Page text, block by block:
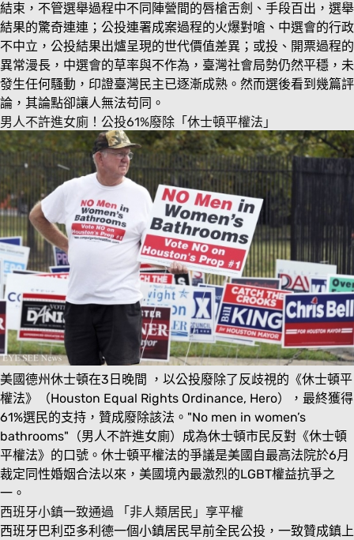
結束，不管選舉過程中不同陣營間的唇槍舌劍、手段百出，選舉
結果的驚奇連連；公投連署成案過程的火爆對嗆、中選會的行政
不中立，公投結果出爐呈現的世代價值差異；或投、開票過程的
異常漫長，中選會的草率與不作為，臺灣社會局勢仍然平穩，未
發生任何騷動，印證臺灣民主已逐漸成熟。然而選後看到幾篇評
論，其論點卻讓人無法苟同。
男人不許進女廁！公投61%廢除「休士頓平權法」
美國德州休士頓在3日晚間 ，以公投廢除了反歧視的《休士頓平
權法》（Houston Equal Rights Ordinance, Hero），最終獲得
61%選民的支持，贊成廢除該法。"No men in women’s
bathrooms"（男人不許進女廁）成為休士頓市民反對《休士頓
平權法》的口號。休士頓平權法的爭議是美國自最高法院於6月
裁定同性婚姻合法以來，美國境內最激烈的LGBT權益抗爭之
一。
西班牙小鎮一致通過 「非人類居民」享平權
西班牙巴利亞多利德一個小鎮居民早前全民公投，一致贊成鎮上